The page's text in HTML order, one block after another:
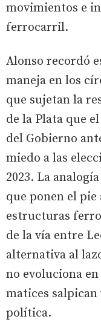
movimientos e
ferrocarril.
Alonso recordó
maneja en los
que sujetan la
de la Plata que
del Gobierno
miedo a las
2023. La
que ponen el
estructuras
de la vía entre
alternativa al
no evoluciona
matices
política.